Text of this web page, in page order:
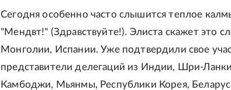
Сегодня особенно часто слышится теплое
"Мендвт!" (Здравствуйте!). Элиста скажет это
Монголии, Испании. Уже подтвердили свое
представители делегаций из Индии, Шри-
Камбоджи, Мьянмы, Республики Корея,